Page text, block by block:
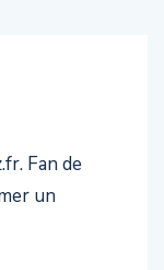
Fan de
un